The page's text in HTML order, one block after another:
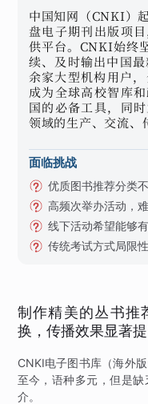
中国知网（CNKI）
盘电子期刊出版项
供平台。CNKI始终
续、及时输出中国
余家大型机构用户
成为全球高校智库
国的必备工具，同
领域的生产、交流、
面临挑战
优质图书推荐分类
高频次举办活动，
线下活动希望能够
传统考试方式局限
制作精美的丛书推
换，传播效果显著
CNKI电子图书库（海外
至今，语种多元，但是
介。